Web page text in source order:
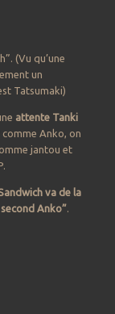
(Vu qu’une
un
Tatsumaki)
attente Tanki
comme Anko, on
jantou et
va de la
Anko”.